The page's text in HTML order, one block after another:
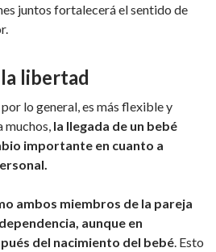
juntos fortalecerá el sentido de
libertad
lo general, es más flexible y
la llegada de un bebé
importante en cuanto a
ambos miembros de la pareja
aunque en
del nacimiento del bebé . Esto